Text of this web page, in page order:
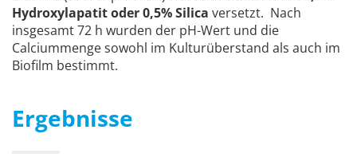
Hydroxylapatit oder 0,5% Silica versetzt. Nach
insgesamt 72 h wurden der pH-Wert und die
Calciummenge sowohl im Kulturüberstand als auch im
Biofilm bestimmt.
Ergebnisse